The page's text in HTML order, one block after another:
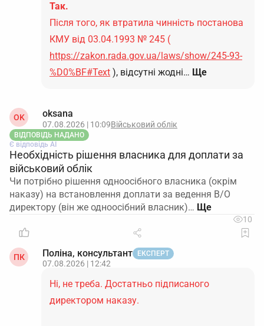
Так.
Після того, як втратила чинність постанова
КМУ від 03.04.1993 № 245 (
https://zakon.rada.gov.ua/laws/show/245-93-
%D0%BF#Text ), відсутні жодні… Ще
OK oksana
07.08.2026 | 10:09Військовий облік
ВІДПОВІДЬ НАДАНО
Є відповідь АІ
Необхідність рішення власника для доплати за
військовий облік
Чи потрібно рішення одноосібного власника (окрім
наказу) на встановлення доплати за ведення В/О
директору (він же одноосібний власник)…
10
ПК Поліна, консультант ЕКСПЕРТ
07.08.2026 | 12:42
Ні, не треба. Достатньо підписаного
директором наказу.